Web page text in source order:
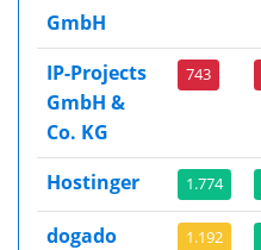
GmbH
IP-Projects
GmbH &
Co. KG
743
Hostinger 1.774
dogado
1.192